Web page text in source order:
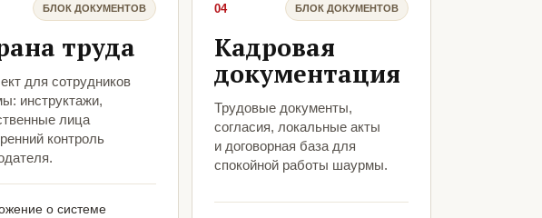
БЛОК ДОКУМЕНТОВ
труда
для сотрудников
инструктажи,
лица
контроль
о системе
04 БЛОК ДОКУМЕНТОВ
Кадровая
документация
Трудовые документы,
согласия, локальные акты
и договорная база для
спокойной работы шаурмы.